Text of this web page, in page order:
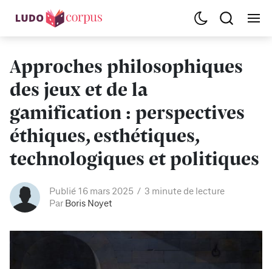
Approches philosophiques
des jeux et de la
gamification : perspectives
éthiques, esthétiques,
technologiques et politiques
Publié 16 mars 2025
3 minute de lecture
Par Boris Noyet